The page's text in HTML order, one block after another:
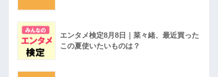
エンタメ検定8月8日｜菜々緒、最近買った
この夏使いたいものは？